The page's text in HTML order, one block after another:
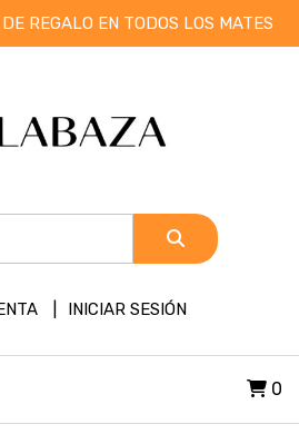
REGALO EN TODOS LOS MATES
INICIAR SESIÓN
0